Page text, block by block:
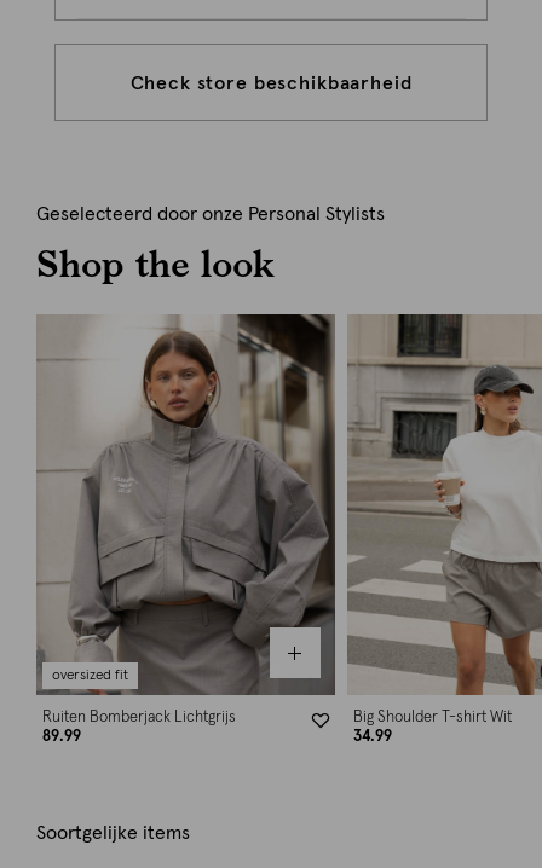
Check store beschikbaarheid
Geselecteerd door onze Personal Stylists
Shop the look
oversized fit
Ruiten Bomberjack Lichtgrijs
89.99
Big Shoulder T-shirt Wit
34.99
Soortgelijke items